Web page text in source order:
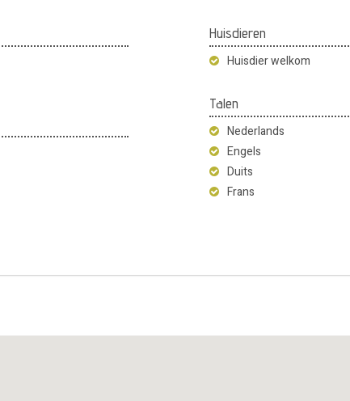
Huisdieren
Huisdier welkom
Talen
Nederlands
Engels
Duits
Frans